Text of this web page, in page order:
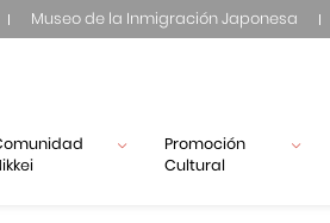
Museo de la Inmigración Japonesa
Promoción
Cultural